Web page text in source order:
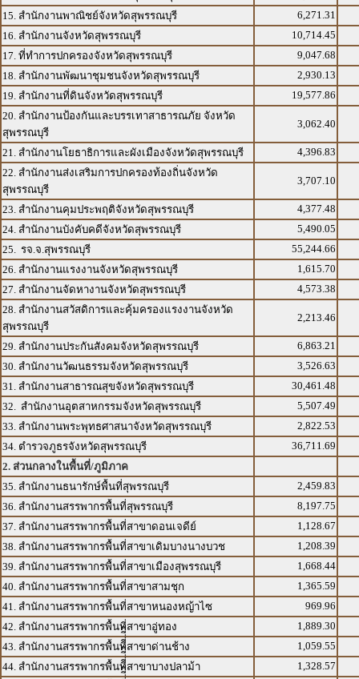
15. สำนักงานพาณิชย์จังหวัดสุพรรณบุรี
6,271.31
16. สำนักงานจังหวัดสุพรรณบุรี
10,714.45
17. ที่ทำการปกครองจังหวัดสุพรรณบุรี
9,047.68
18. สำนักงานพัฒนาชุมชนจังหวัดสุพรรณบุรี
2,930.13
19. สำนักงานที่ดินจังหวัดสุพรรณบุรี
19,577.86
20. สำนักงานป้องกันและบรรเทาสาธารณภัย จังหวัด
สุพรรณบุรี
3,062.40
21. สำนักงานโยธาธิการและผังเมืองจังหวัดสุพรรณบุรี
4,396.83
22. สำนักงานส่งเสริมการปกครองท้องถิ่นจังหวัด
สุพรรณบุรี
3,707.10
23. สำนักงานคุมประพฤติจังหวัดสุพรรณบุรี
4,377.48
24. สำนักงานบังคับคดีจังหวัดสุพรรณบุรี
5,490.05
25. รจ.จ.สุพรรณบุรี
55,244.66
26. สำนักงานแรงงานจังหวัดสุพรรณบุรี
1,615.70
27. สำนักงานจัดหางานจังหวัดสุพรรณบุรี
4,573.38
28. สำนักงานสวัสดิการและคุ้มครองแรงงานจังหวัด
สุพรรณบุรี
2,213.46
29. สำนักงานประกันสังคมจังหวัดสุพรรณบุรี
6,863.21
30. สำนักงานวัฒนธรรมจังหวัดสุพรรณบุรี
3,526.63
31. สำนักงานสาธารณสุขจังหวัดสุพรรณบุรี
30,461.48
32. สำนักงานอุตสาหกรรมจังหวัดสุพรรณบุรี
5,507.49
33. สำนักงานพระพุทธศาสนาจังหวัดสุพรรณบุรี
2,822.53
34. ตำรวจภูธรจังหวัดสุพรรณบุรี
36,711.69
2. ส่วนกลางในพื้นที่/ภูมิภาค
35. สำนักงานธนารักษ์พื้นที่สุพรรณบุรี
2,459.83
36. สำนักงานสรรพากรพื้นที่สุพรรณบุรี
8,197.75
37. สำนักงานสรรพากรพื้นที่สาขาดอนเจดีย์
1,128.67
38. สำนักงานสรรพากรพื้นที่สาขาเดิมบางนางบวช
1,208.39
39. สำนักงานสรรพากรพื้นที่สาขาเมืองสุพรรณบุรี
1,668.44
40. สำนักงานสรรพากรพื้นที่สาขาสามชุก
1,365.59
41. สำนักงานสรรพากรพื้นที่สาขาหนองหญ้าไซ
969.96
42. สำนักงานสรรพากรพื้นที่สาขาอู่ทอง
1,889.30
43. สำนักงานสรรพากรพื้นทีี่่ี่ีสาขาด่านช้าง
1,059.55
44. สำนักงานสรรพากรพื้นทีี่่ี่ีสาขาบางปลาม้า
1,328.57